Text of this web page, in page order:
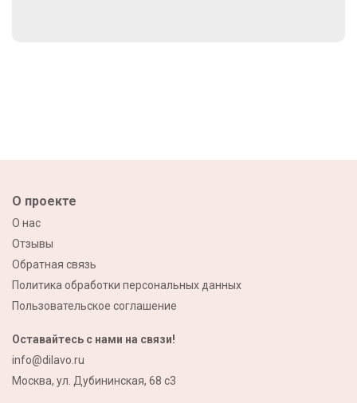
О проекте
О нас
Отзывы
Обратная связь
Политика обработки персональных данных
Пользовательское соглашение
Оставайтесь с нами на связи!
info@dilavo.ru
Москва, ул. Дубининская, 68 с3